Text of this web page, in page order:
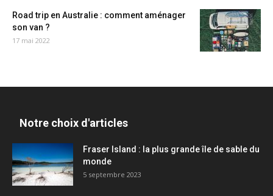
Road trip en Australie : comment aménager
son van ?
17 mai 2022
Notre choix d'articles
Fraser Island : la plus grande île de sable du
monde
5 septembre 2023